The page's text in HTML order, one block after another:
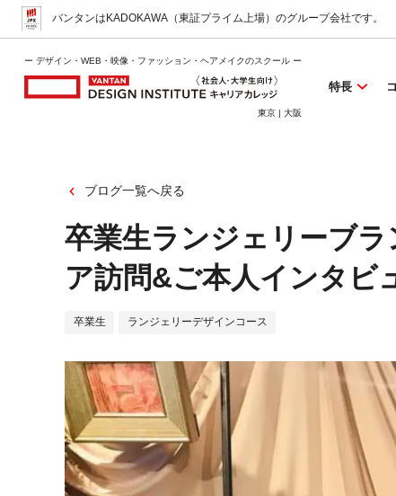
バンタンはKADOKAWA（東証プライム上場） のグループ会社です。
ー デザイン・WEB・映像・ファッション・ヘアメイクのスクール ー
東京 | 大阪
特長
ブログ一覧へ戻る
卒業生ランジェリーブ
ア訪問&ご本人インタビ
卒業生 ランジェリーデザインコース